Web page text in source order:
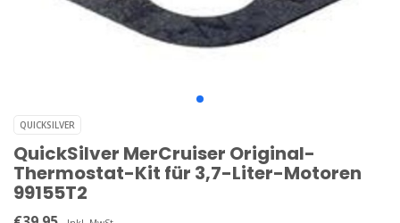
QUICKSILVER
QuickSilver MerCruiser Original-
Thermostat-Kit für 3,7-Liter-Motoren
99155T2